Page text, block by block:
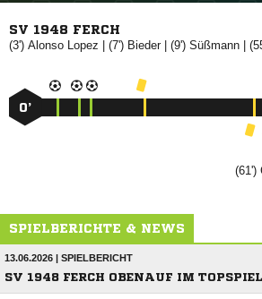
SV 1948 FERCH
(3')   | (7') | (9')  |
0’
(61')
SPIELBERICHTE & NEWS
13.06.2026 | SPIELBERICHT
SV 1948 FERCH OBENAUF IM TOPSPIEL